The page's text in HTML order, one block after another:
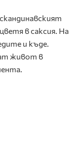
в саксия. На
и къде.
живот в